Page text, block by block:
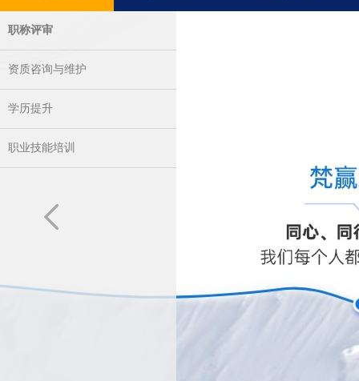
职称评审
资质咨询与维护
学历提升
职业技能培训